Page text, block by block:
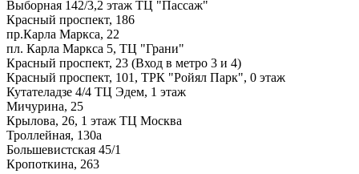
Выборная 142/3,2 этаж ТЦ "Пассаж"
Красный проспект, 186
пр.Карла Маркса, 22
пл. Карла Маркса 5, ТЦ "Грани"
Красный проспект, 23 (Вход в метро 3 и 4)
Красный проспект, 101, ТРК "Ройял Парк", 0 этаж
Кутателадзе 4/4 ТЦ Эдем, 1 этаж
Мичурина, 25
Крылова, 26, 1 этаж ТЦ Москва
Троллейная, 130а
Большевистская 45/1
Кропоткина, 263